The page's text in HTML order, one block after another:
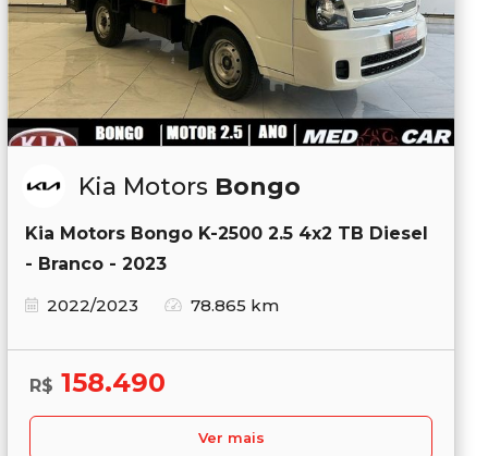
Kia Motors Bongo
Kia Motors Bongo K-2500 2.5 4x2 TB Diesel
- Branco - 2023
2022/2023
78.865 km
R$ 158.490
Ver mais